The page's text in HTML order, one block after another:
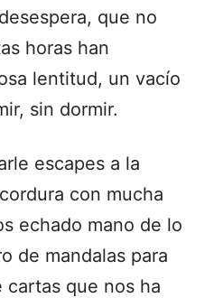
que no
horas han
lentitud, un vacío
sin dormir.
escapes a la
con mucha
echado mano de lo
de mandalas para
cartas que nos ha